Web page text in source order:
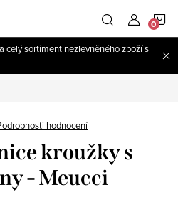
celý sortiment nezlevněného zboží s
hodnocení
kroužky s
- Meucci